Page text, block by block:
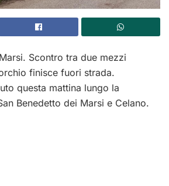
Scontro tra due mezzi
finisce fuori strada.
questa mattina lungo la
Benedetto dei Marsi e Celano.